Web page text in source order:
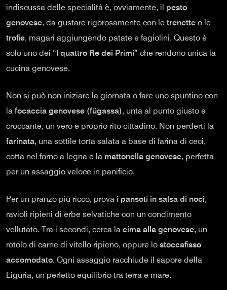
indiscussa delle specialità è, ovviamente, il pesto
genovese, da gustare rigorosamente con le trenette o le
trofie, magari aggiungendo patate e fagiolini. Questo è
solo uno dei “I quattro Re dei Primi” che rendono unica la
cucina genovese.
Non si può non iniziare la giornata o fare uno spuntino con
la focaccia genovese (fügassa), unta al punto giusto e
croccante, un vero e proprio rito cittadino. Non perderti la
farinata, una sottile torta salata a base di farina di ceci,
cotta nel forno a legna e la mattonella genovese, perfetta
per un assaggio veloce in panificio.
Per un pranzo più ricco, prova i pansoti in salsa di noci,
ravioli ripieni di erbe selvatiche con un condimento
vellutato. Tra i secondi, cerca la cima alla genovese, un
rotolo di carne di vitello ripieno, oppure lo stoccafisso
accomodato. Ogni assaggio racchiude il sapore della
Liguria, un perfetto equilibrio tra terra e mare.